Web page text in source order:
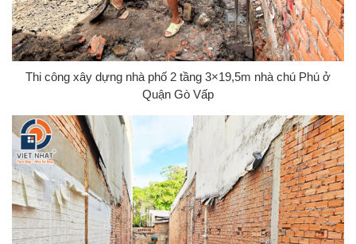
Thi công xây dựng nhà phố 2 tầng 3×19,5m nhà chú Phú ở
Quận Gò Vấp